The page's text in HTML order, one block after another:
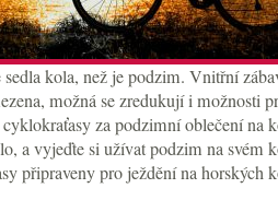
kola, než je podzim. Vnitřní
možná se zredukují i možnosti
za podzimní oblečení na
a vyjeďte si užívat podzim na svém
připraveny pro ježdění na horských